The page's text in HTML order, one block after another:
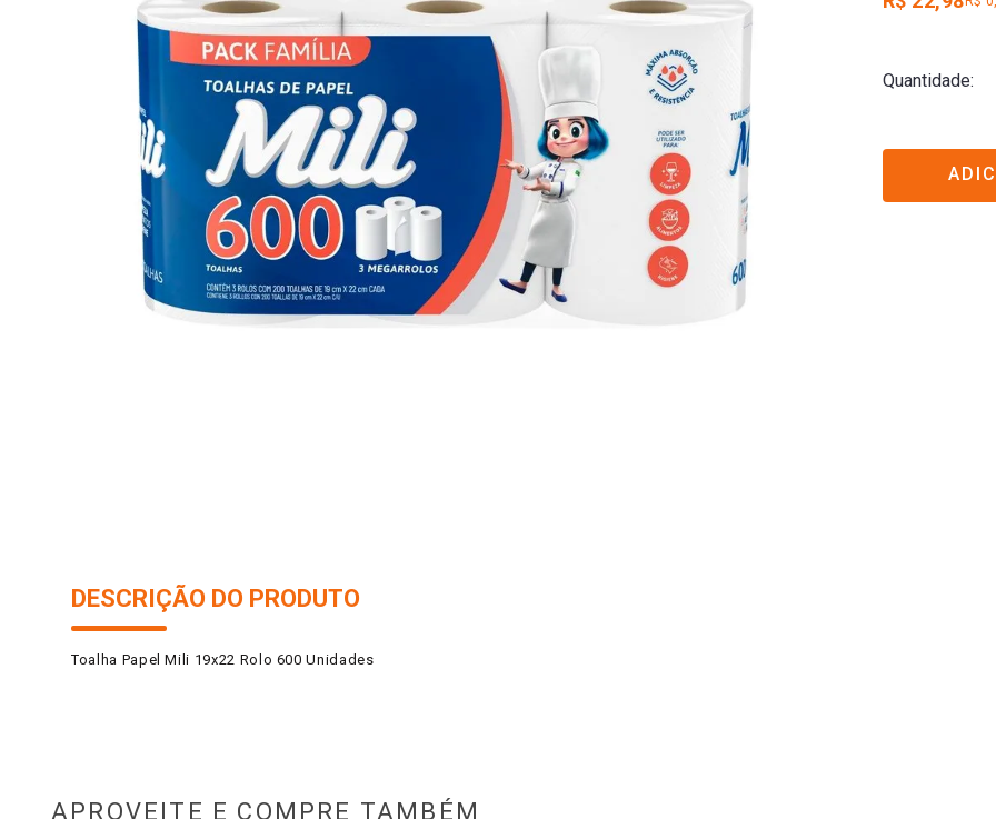
Quantidade
DESCRIÇÃO DO PRODUTO
Toalha Papel Mili 19x22 Rolo 600 Unidades
APROVEITE E COMPRE TAMBÉM
10º iogurte